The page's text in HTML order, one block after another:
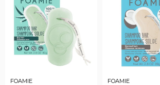
FOAMIE FOAMIE